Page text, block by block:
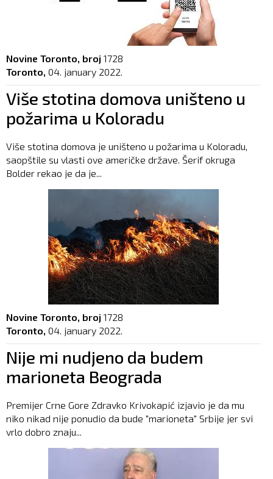
Novine Toronto, broj 1728
Toronto, 04. january 2022.
Više stotina domova uništeno u
požarima u Koloradu
Više stotina domova je uništeno u požarima u Koloradu,
saopštile su vlasti ove američke države. Šerif okruga
Bolder rekao je da je...
Novine Toronto, broj 1728
Toronto, 04. january 2022.
Nije mi nudjeno da budem
marioneta Beograda
Premijer Crne Gore Zdravko Krivokapić izjavio je da mu
niko nikad nije ponudio da bude "marioneta" Srbije jer svi
vrlo dobro znaju...